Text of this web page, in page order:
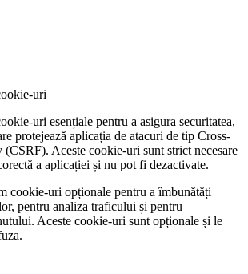
uri
uri esențiale pentru a asigura securitatea,
protejează aplicația de atacuri de tip Cross-
(CSRF). Aceste cookie-uri sunt strict necesare
a aplicației și nu pot fi dezactivate.
cookie-uri opționale pentru a îmbunătăți
pentru analiza traficului și pentru
Aceste cookie-uri sunt opționale și le